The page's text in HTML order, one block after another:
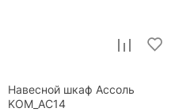
Навесной шкаф Ассоль
KOM_AC14